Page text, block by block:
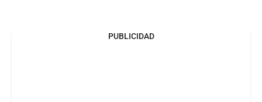
PUBLICIDAD